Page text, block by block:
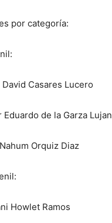
por categoría:
Casares Lucero
de la Garza Lujan
Orquiz Diaz
Howlet Ramos